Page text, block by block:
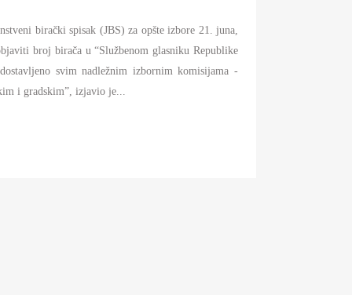
birački spisak (JBS) za opšte izbore 21. juna,
broj birača u “Službenom glasniku Republike
svim nadležnim izbornim komisijama -
i gradskim”, izjavio je...